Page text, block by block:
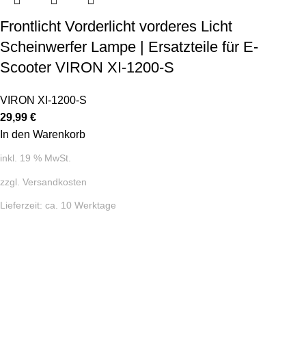
Frontlicht Vorderlicht vorderes Licht
Scheinwerfer Lampe | Ersatzteile für E-
Scooter VIRON XI-1200-S
VIRON XI-1200-S
29,99 €
In den Warenkorb
inkl. 19 % MwSt.
zzgl. Versandkosten
Lieferzeit: ca. 10 Werktage